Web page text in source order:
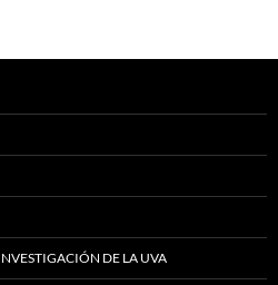
DE LA UVA